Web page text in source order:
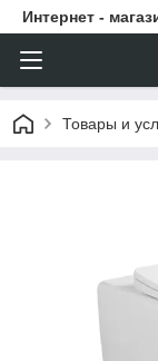
Интернет -
Товары и